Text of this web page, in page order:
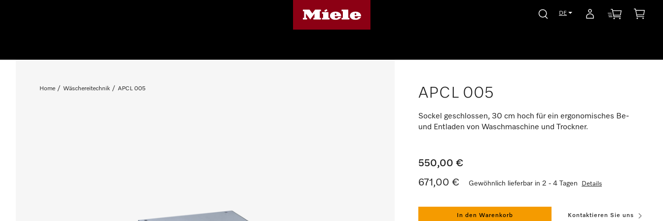
DE
Home Wäschereitechnik APCL 005 APCL 005
Sockel geschlossen, 30 cm hoch für ein ergonomisches Be-
und Entladen von Waschmaschine und Trockner.
550,00 €
671,00 €
Gewöhnlich lieferbar in 2 - 4 Tagen Details
In den Warenkorb Kontaktieren Sie uns